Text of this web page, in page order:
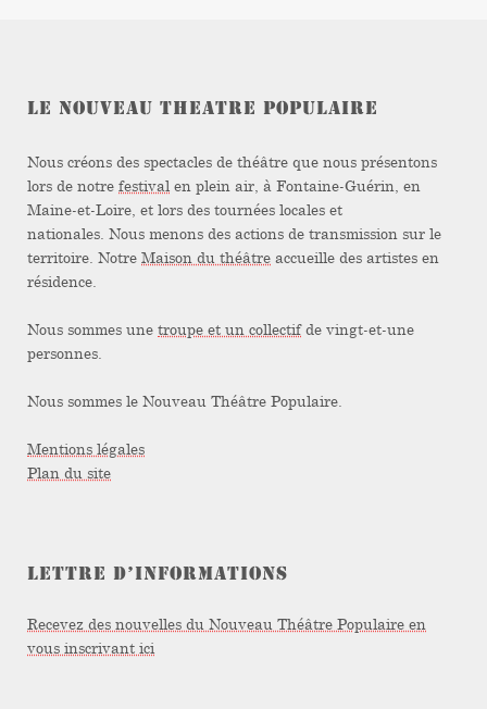
LE NOUVEAU THEATRE POPULAIRE
Nous créons des spectacles de théâtre que nous présentons
lors de notre festival en plein air, à Fontaine-Guérin, en
Maine-et-Loire, et lors des tournées locales et
nationales. Nous menons des actions de transmission sur le
territoire. Notre Maison du théâtre accueille des artistes en
résidence.
Nous sommes une troupe et un collectifde vingt-et-une
personnes.
Nous sommes le Nouveau Théâtre Populaire.
Mentions légales
Plan du site
LETTRE D’INFORMATIONS
Recevez des nouvelles du Nouveau Théâtre Populaire en
vous inscrivant ici